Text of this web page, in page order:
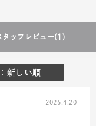
タッフレビュー(1)
新しい順
2026.4.20